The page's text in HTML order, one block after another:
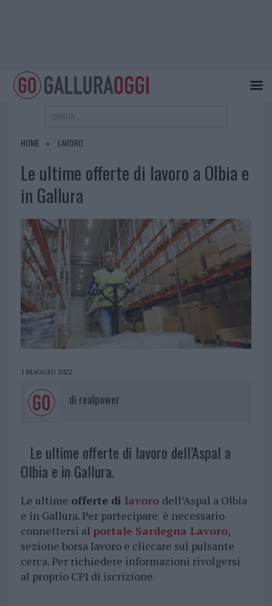
HOME LAVORO
Le ultime offerte di lavoro a Olbia e
in Gallura
1 MAGGIO 2022
di realpower
Le ultime offerte di lavoro dell’Aspal a
Olbia e in Gallura.
Le ultime offerte di lavoro dell’Aspal a Olbia
e in Gallura. Per partecipare è necessario
connettersi al portale Sardegna Lavoro,
sezione borsa lavoro e cliccare sul pulsante
cerca. Per richiedere informazioni rivolgersi
al proprio CPI di iscrizione.